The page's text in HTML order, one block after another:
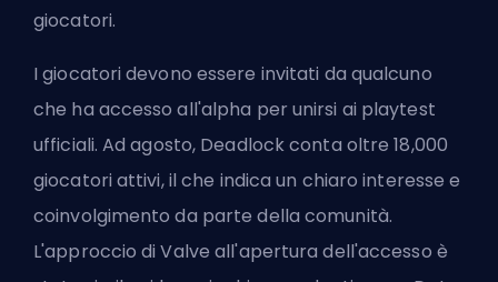
giocatori.
I giocatori devono essere invitati da qualcuno
che ha accesso all'alpha per unirsi ai playtest
ufficiali. Ad agosto, Deadlock conta oltre 18,000
giocatori attivi, il che indica un chiaro interesse e
coinvolgimento da parte della comunità.
L'approccio di Valve all'apertura dell'accesso è